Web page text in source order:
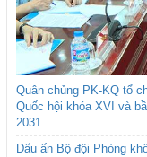
Quân chủng PK-KQ tổ
Quốc hội khóa XVI và
2031
Dấu ấn Bộ đội Phòng